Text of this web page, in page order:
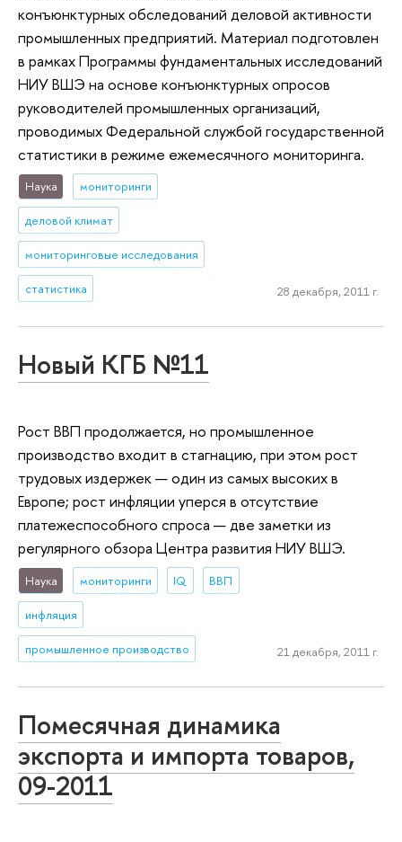
конъюнктурных обследований деловой активности
промышленных предприятий. Материал подготовлен
в рамках Программы фундаментальных исследований
НИУ ВШЭ на основе конъюнктурных опросов
руководителей промышленных организаций,
проводимых Федеральной службой государственной
статистики в режиме ежемесячного мониторинга.
Наука мониторинги
деловой климат
мониторинговые исследования
статистика 28 декабря, 2011 г.
Новый КГБ №11
Рост ВВП продолжается, но промышленное
производство входит в стагнацию, при этом рост
трудовых издержек — один из самых высоких в
Европе; рост инфляции уперся в отсутствие
платежеспособного спроса — две заметки из
регулярного обзора Центра развития НИУ ВШЭ.
Наука мониторинги IQ ВВП
инфляция
промышленное производство 21 декабря, 2011 г.
Помесячная динамика
экспорта и импорта товаров,
09-2011